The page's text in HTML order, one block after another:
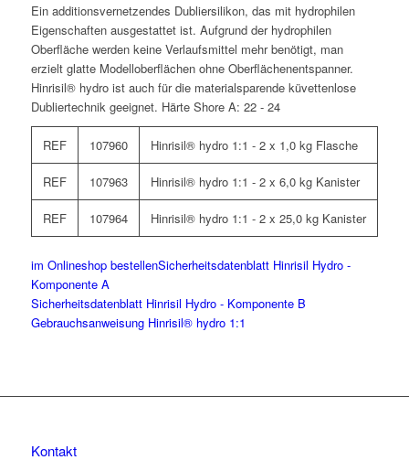
Ein additionsvernetzendes Dubliersilikon, das mit hydrophilen
Eigenschaften ausgestattet ist. Aufgrund der hydrophilen
Oberfläche werden keine Verlaufsmittel mehr benötigt, man
erzielt glatte Modelloberflächen ohne Oberflächenentspanner.
Hinrisil® hydro ist auch für die materialsparende küvettenlose
Dubliertechnik geeignet. Härte Shore A: 22 - 24
REF 107960 Hinrisil® hydro 1:1 - 2 x 1,0 kg Flasche
REF 107963 Hinrisil® hydro 1:1 - 2 x 6,0 kg Kanister
REF 107964 Hinrisil® hydro 1:1 - 2 x 25,0 kg Kanister
im Onlineshop bestellenSicherheitsdatenblatt Hinrisil Hydro -
Komponente A
Sicherheitsdatenblatt Hinrisil Hydro - Komponente B
Gebrauchsanweisung Hinrisil® hydro 1:1
Kontakt